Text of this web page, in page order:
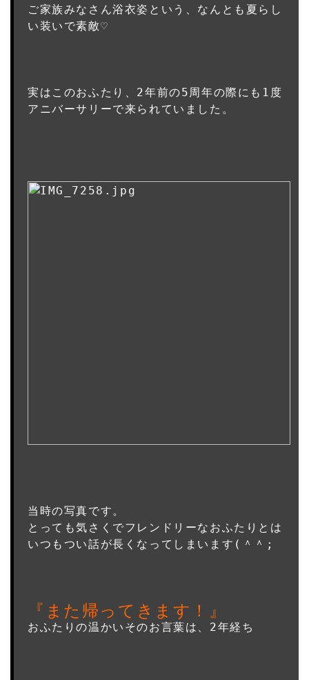
ご家族みなさん浴衣姿という、なんとも夏らし
い装いで素敵♡
実はこのおふたり、2年前の5周年の際にも1度
アニバーサリーで来られていました。
当時の写真です。
とっても気さくでフレンドリーなおふたりとは
いつもつい話が長くなってしまいます(＾＾;
『また帰ってきます！』
おふたりの温かいそのお言葉は、2年経ち